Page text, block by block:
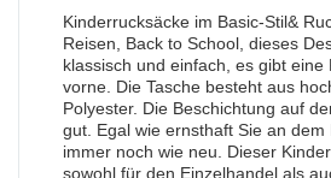
Kinderrucksäcke im Basic-Stil&
Reisen, Back to School, dieses
klassisch und einfach, es gibt
vorne. Die Tasche besteht aus
Polyester. Die Beschichtung auf
gut. Egal wie ernsthaft Sie an
immer noch wie neu. Dieser
sowohl für den Einzelhandel als